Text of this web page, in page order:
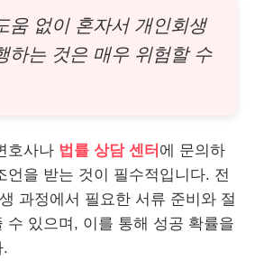
움 없이 혼자서 개인회생
하는 것은 매우 위험할 수
호사나 법률 상담 센터 에 문의하
언을 받는 것이 필수적입니다. 전
과정에서 필요한 서류 준비와 절
수 있으며, 이를 통해 성공 확률을
.